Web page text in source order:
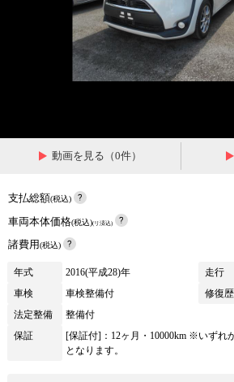
動画を見る（0件）
支払総額(税込)
車両本体価格(税込)(リ済込)
諸費用(税込)
年式 2016(平成28)年 走行
車検
車検整備付 修復歴
法定整備
整備付
保証
[保証付]：12ヶ月・10000km ※いずれ
となります。